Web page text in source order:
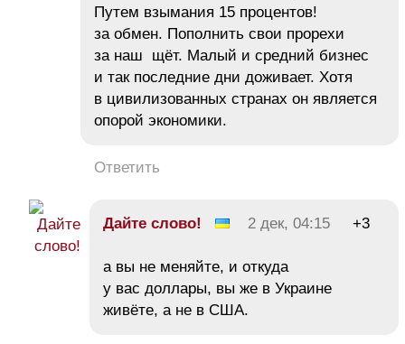
Путем взымания 15 процентов!
за обмен. Пополнить свои прорехи
за наш щёт. Малый и средний бизнес
и так последние дни доживает. Хотя
в цивилизованных странах он является
опорой экономики.
Ответить
Дайте слово! 2 дек, 04:15 +3
а вы не меняйте, и откуда
у вас доллары, вы же в Украине
живёте, а не в США.